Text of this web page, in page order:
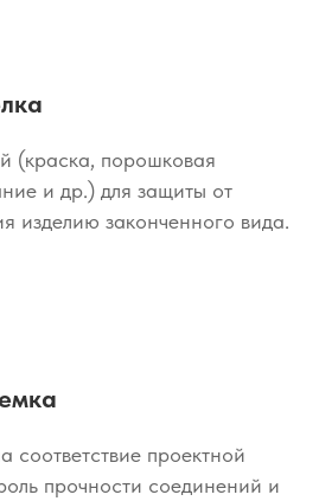
(краска, порошковая
и др.) для защиты от
изделию законченного вида.
соответствие проектной
прочности соединений и